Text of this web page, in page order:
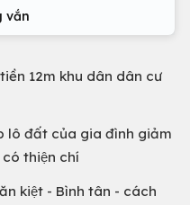
vắn
12m khu dân dân cư
lô đất của gia đình giảm
có thiện chí
kiệt - Bình tân - cách